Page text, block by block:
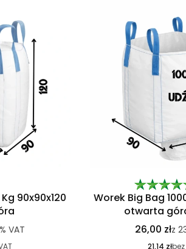
90x90x120
VAT
Worek Big Bag
otwarta
26,00 złz
21,14 złbez